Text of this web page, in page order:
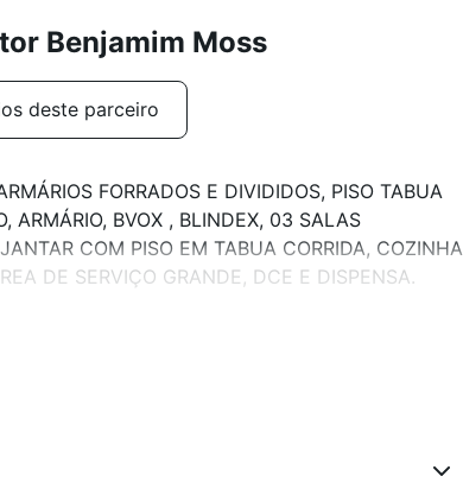
Benjamim Moss
deste parceiro
FORRADOS E DIVIDIDOS, PISO TABUA
ARMÁRIO, BVOX , BLINDEX, 03 SALAS
COM PISO EM TABUA CORRIDA, COZINHA
DE SERVIÇO GRANDE, DCE E DISPENSA.
POSSUEM UMA PISCINA,